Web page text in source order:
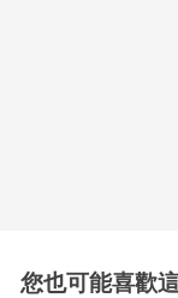
您也可能喜歡